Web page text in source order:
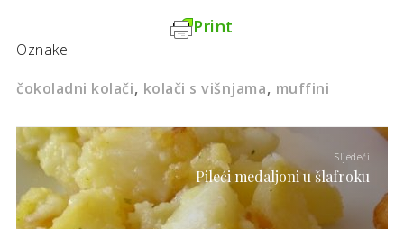
Print
Oznake:
čokoladni kolači kolači s višnjama muffini
Sljedeći
Pileći medaljoni u šlafroku